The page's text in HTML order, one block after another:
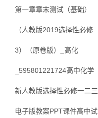
第一章章末测试（基础）
（人教版2019选择性必修
3）（原卷版）_高化
_595801221724高中化学
新人教版选择性必修一二三
电子版教案PPT课件高中试